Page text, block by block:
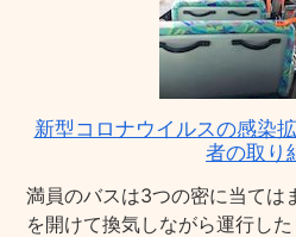
新型コロナウイルスの感染
者の取り
満員のバスは3つの密に当ては
を開けて換気しながら運行し